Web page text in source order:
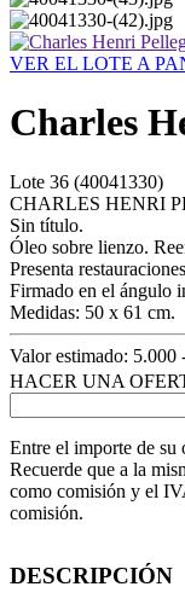
VER EL LOTE A
Charles
Lote 36 (40041330)
CHARLES HENRI
Sin título.
Óleo sobre lienzo.
Presenta
Firmado en el ángulo
Medidas: 50 x 61 cm.
Valor estimado: 5.000
HACER UNA
Entre el importe de su
Recuerde que a la
como comisión y el
comisión.
DESCRIPCIÓN